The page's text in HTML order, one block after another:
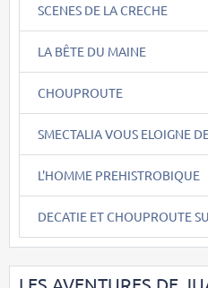
SCENES DE LA CRECHE
LA BÊTE DU MAINE
CHOUPROUTE
SMECTALIA VOUS ELOIGNE
L'HOMME PREHISTROBIQUE
DECATIE ET CHOUPROUTE